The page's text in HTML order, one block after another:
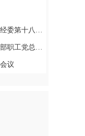
八次全体会议
年度总结表彰大会
议